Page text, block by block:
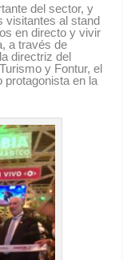
del sector, y
visitantes al stand
en directo y vivir
a través de
directriz del
y Fontur, el
protagonista en la